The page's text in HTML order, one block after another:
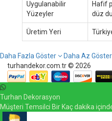
Uygulanabilir
Yüzeyler
Hafif
düz
Üretim Yeri
Daha Fazla Göster
Daha Az Göster
turhandekor.com.tr © 2026
Turhan Dekorasyon
Müşteri Temsilci Bir Kaç dakika